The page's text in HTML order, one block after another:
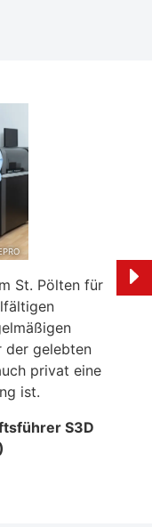
St. Pölten für
der gelebten
privat eine
ist.
S3D